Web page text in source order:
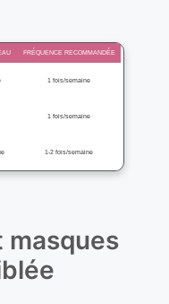
FRÉQUENCE RECOMMANDÉE
1 fois/semaine
1 fois/semaine
1-2 fois/semaine
masques